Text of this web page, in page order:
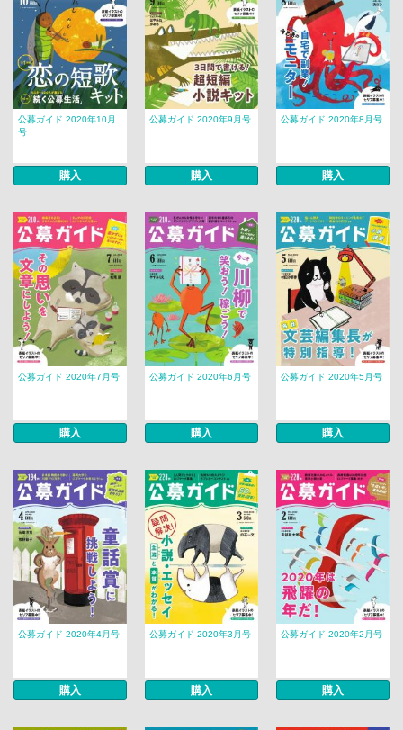
公募ガイド 2020年10月
号
購入
公募ガイド 2020年9月号
購入
公募ガイド 2020年8月号
購入
公募ガイド 2020年7月号
購入
公募ガイド 2020年6月号
購入
公募ガイド 2020年5月号
購入
公募ガイド 2020年4月号
購入
公募ガイド 2020年3月号
購入
公募ガイド 2020年2月号
購入